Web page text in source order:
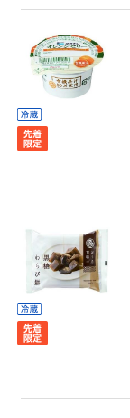
お問い合わせ
ペット
先着限定企画
スマート・ワ
ン注文
得
コープ商品
今週の新登場
よりどりでお
トク